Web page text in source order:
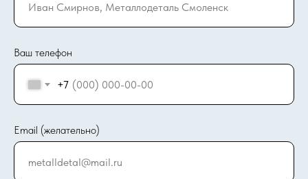
Ваш телефон
+7
Email (желательно)